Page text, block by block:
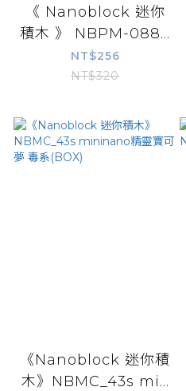
《 Nanoblock 迷你
積木 》 NBPM-088...
NT$256
NT$320
《Nanoblock 迷你積
木》NBMC_43s mi...